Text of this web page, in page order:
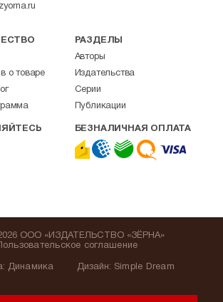
о товаре
РАЗДЕЛЫ
Авторы
Издательства
Серии
Публикации
БЕЗНАЛИЧНАЯ ОПЛАТА
: Динамика
ООО «ИЗДАТЕЛЬСТВО «ЗЁРНА»
Пользовательское соглашение
Дизайн: Simple Dream